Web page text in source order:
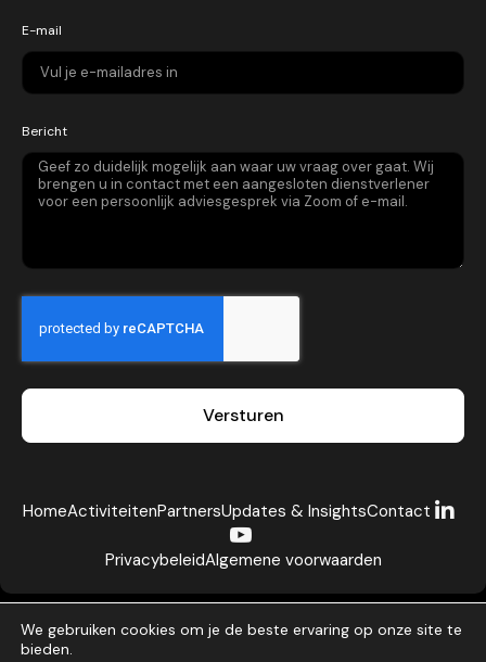
E-mail
Bericht
Versturen
HomeActiviteitenPartnersUpdates & InsightsContact
PrivacybeleidAlgemene voorwaarden
We gebruiken cookies om je de beste ervaring op onze site te
bieden.